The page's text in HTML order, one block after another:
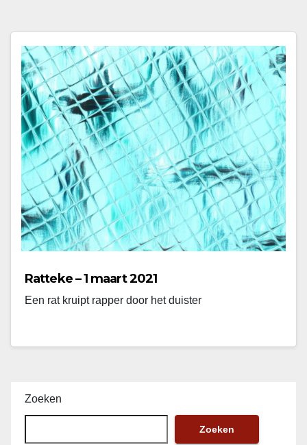
Ratteke – 1 maart 2021
Een rat kruipt rapper door het duister
Zoeken
Zoeken